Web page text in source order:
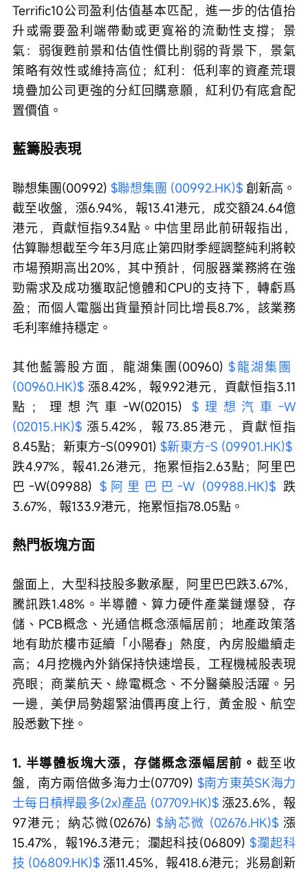
Terrific10公司盈利估值基本匹配，進一步的估值抬
升或需要盈利端帶動或更寬裕的流動性支撐；景
氣：弱復甦前景和估值性價比削弱的背景下，景氣
策略有效性或維持高位；紅利：低利率的資產荒環
境疊加公司更強的分紅回購意願，紅利仍有底倉配
置價值。
藍籌股表現
聯想集團(00992) $聯想集團 (00992.HK)$ 創新高。
截至收盤，漲6.94%，報13.41港元，成交額24.64億
港元，貢獻恒指9.34點。中信里昂此前研報指出，
估算聯想截至今年3月底止第四財季經調整純利將較
市場預期高出20%，其中預計，伺服器業務將在強
勁需求及成功獲取記憶體和CPU的支持下，轉虧爲
盈；而個人電腦出貨量預計同比增長8.7%，該業務
毛利率維持穩定。
其他藍籌股方面，龍湖集團(00960) $龍湖集團
(00960.HK)$ 漲8.42%，報9.92港元，貢獻恒指3.11
點；理想汽車-W(02015) $理想汽車-W
(02015.HK)$ 漲5.42%，報73.85港元，貢獻恒指
8.45點；新東方-S(09901) $新東方-S (09901.HK)$
跌4.97%，報41.26港元，拖累恒指2.63點；阿里巴
巴-W(09988) $阿里巴巴-W (09988.HK)$ 跌
3.67%，報133.9港元，拖累恒指78.05點。
熱門板塊方面
盤面上，大型科技股多數承壓，阿里巴巴跌3.67%，
騰訊跌1.48%。半導體、算力硬件產業鏈爆發，存
儲、PCB概念、光通信概念漲幅居前；地產政策落
地有助於樓市延續「小陽春」熱度，內房股繼續走
高；4月挖機內外銷保持快速增長，工程機械股表現
亮眼；商業航天、綠電概念、不分醫藥股活躍。另
一邊，美伊局勢趨緊油價再度上行，黃金股、航空
股悉數下挫。
1. 半導體板塊大漲，存儲概念漲幅居前。 截至收
盤，南方兩倍做多海力士(07709) $南方東英SK海力
士每日槓桿最多(2x)產品 (07709.HK)$ 漲23.6%，報
97港元；納芯微(02676) $納芯微 (02676.HK)$ 漲
15.47%，報196.3港元；瀾起科技(06809) $瀾起科
技 (06809.HK)$ 漲11.45%，報418.6港元；兆易創新